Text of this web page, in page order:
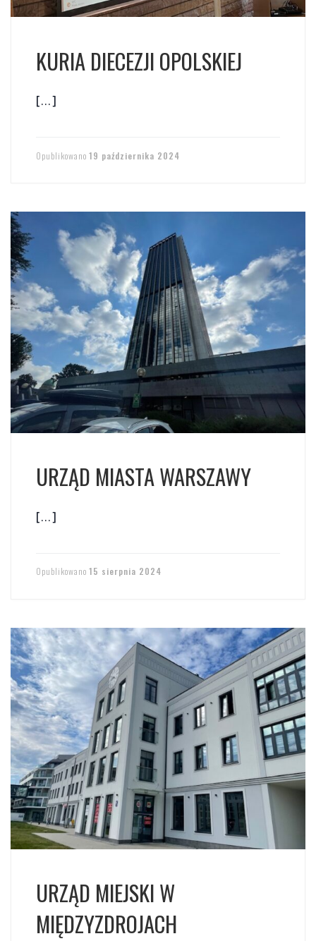
KURIA DIECEZJI OPOLSKIEJ
[…]
Opublikowano 19 października 2024
URZĄD MIASTA WARSZAWY
[…]
Opublikowano 15 sierpnia 2024
URZĄD MIEJSKI W
MIĘDZYZDROJACH